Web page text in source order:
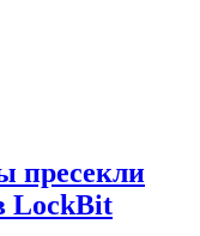
пресекли
LockBit